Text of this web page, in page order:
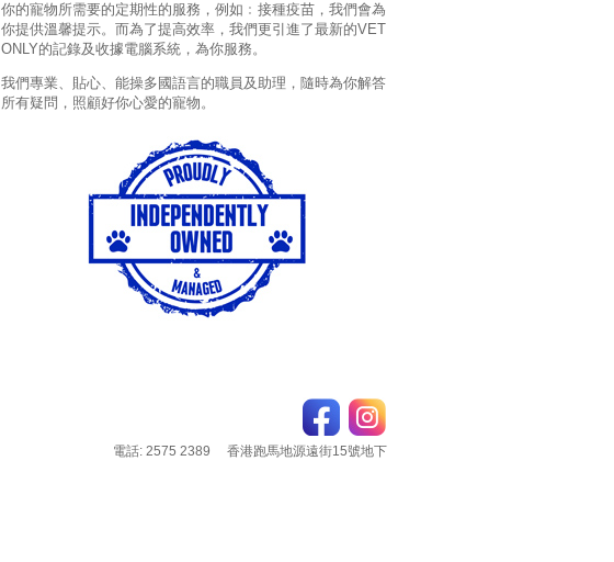
你的寵物所需要的定期性的服務，例如﹕接種疫苗，我們會為
你提供溫馨提示。而為了提高效率，我們更引進了最新的VET
ONLY的記錄及收據電腦系統，為你服務。
我們專業、貼心、能操多國語言的職員及助理，隨時為你解答
所有疑問，照顧好你心愛的寵物。
電話: 2575 2389 香港跑馬地源遠街15號地下